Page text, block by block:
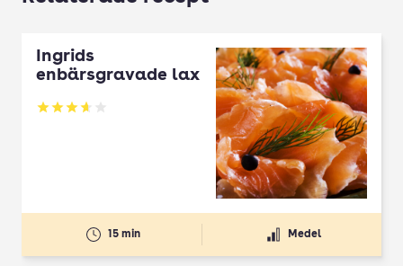
Ingrids
enbärsgravade lax
Betyg: 3.63 av 5
15 min Medel